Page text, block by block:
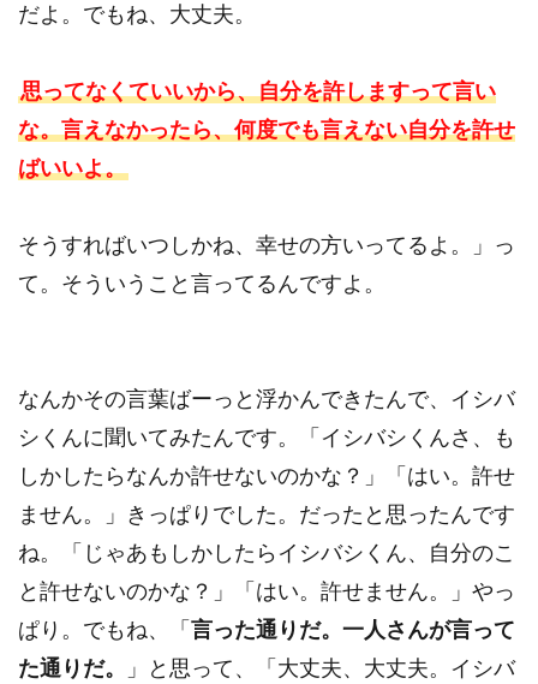
だよ。でもね、大丈夫。
思ってなくていいから、自分を許しますって言い
な。言えなかったら、何度でも言えない自分を許せ
ばいいよ。
そうすればいつしかね、幸せの方いってるよ。」っ
て。そういうこと言ってるんですよ。
なんかその言葉ばーっと浮かんできたんで、イシバ
シくんに聞いてみたんです。「イシバシくんさ、も
しかしたらなんか許せないのかな？」「はい。許せ
ません。」きっぱりでした。だったと思ったんです
ね。「じゃあもしかしたらイシバシくん、自分のこ
と許せないのかな？」「はい。許せません。」やっ
ぱり。でもね、「 言った通りだ。一人さんが言って
た通りだ。
」と思って、「大丈夫、大丈夫。イシバ